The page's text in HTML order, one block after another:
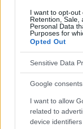
I want to opt-out
Retention, Sale,
Personal Data
Purposes for
Opted Out
Sensitive Data
Google consents
I want to allow
related to
device identifiers
Sujets Acides
évitement
Hydrates de carbone
L'individualisation
Planification des repas
Stress Vitamines
Voir aussi en